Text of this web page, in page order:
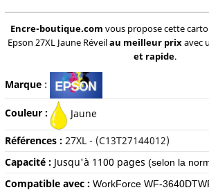
Encre-boutique.com vous propose cette
Epson 27XL Jaune Réveilau meilleur prixavec
et rapide.
Marque:
Couleur : Jaune
Références : 27XL - (C13T27144012)
Capacité : Jusqu'à 1100 pages (selon la
Compatible avec : WorkForce WF-